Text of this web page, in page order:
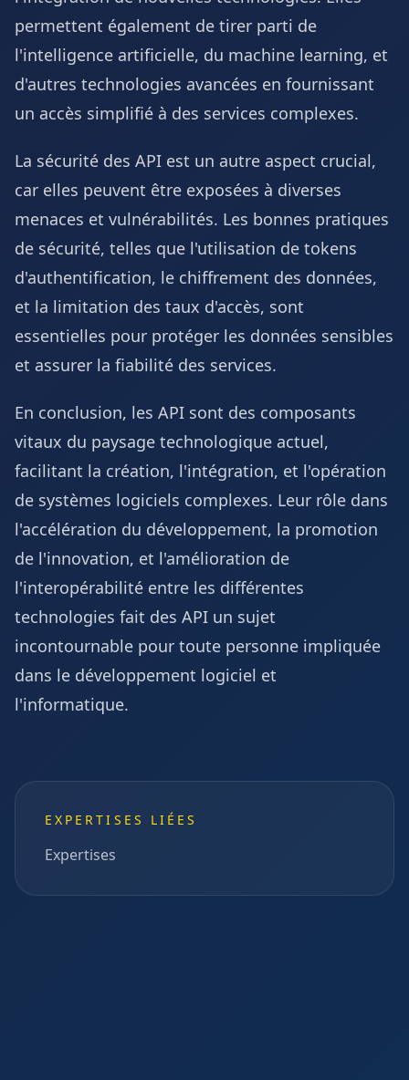
permettent également de tirer parti de
l'intelligence artificielle, du machine learning, et
d'autres technologies avancées en fournissant
un accès simplifié à des services complexes.
La sécurité des API est un autre aspect crucial,
car elles peuvent être exposées à diverses
menaces et vulnérabilités. Les bonnes pratiques
de sécurité, telles que l'utilisation de tokens
d'authentification, le chiffrement des données,
et la limitation des taux d'accès, sont
essentielles pour protéger les données sensibles
et assurer la fiabilité des services.
En conclusion, les API sont des composants
vitaux du paysage technologique actuel,
facilitant la création, l'intégration, et l'opération
de systèmes logiciels complexes. Leur rôle dans
l'accélération du développement, la promotion
de l'innovation, et l'amélioration de
l'interopérabilité entre les différentes
technologies fait des API un sujet
incontournable pour toute personne impliquée
dans le développement logiciel et
l'informatique.
EXPERTISES LIÉES
Expertises